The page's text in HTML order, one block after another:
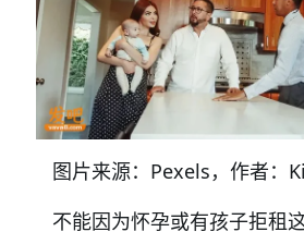
图片来源：Pexels，作者：
不能因为怀孕或有孩子拒租